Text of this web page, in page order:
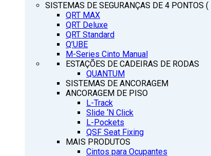
SISTEMAS DE SEGURANÇAS DE 4 PONTOS
QRT MAX
QRT Deluxe
QRT Standard
Q’UBE
M-Series Cinto Manual
ESTAÇÕES DE CADEIRAS DE RODAS
QUANTUM
SISTEMAS DE ANCORAGEM
ANCORAGEM DE PISO
L-Track
Slide ‘N Click
L-Pockets
QSF Seat Fixing
MAIS PRODUTOS
Cintos para Ocupantes